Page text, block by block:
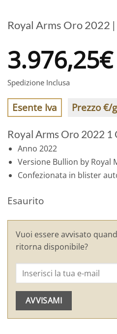
Royal Arms Oro 2022
3.976,25€
Spedizione Inclusa
Esente Iva Prezzo €/
Royal Arms Oro 2022 1
Anno 2022
Versione Bullion by Royal
Confezionata in blister
Esaurito
Vuoi essere avvisato
ritorna disponibile?
AVVISAMI